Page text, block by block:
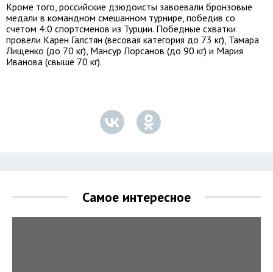
Кроме того, российские дзюдоисты завоевали бронзовые
медали в командном смешанном турнире, победив со
счетом 4:0 спортсменов из Турции. Победные схватки
провели Карен Галстян (весовая категория до 73 кг), Тамара
Лищенко (до 70 кг), Мансур Лорсанов (до 90 кг) и Мария
Иванова (свыше 70 кг).
Самое интересное